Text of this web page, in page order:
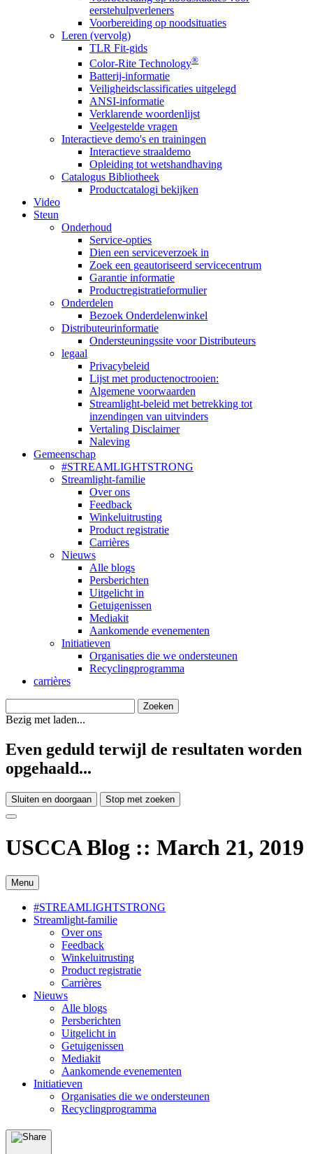
eerstehulpverleners
Voorbereiding op noodsituaties
Leren (vervolg)
TLR Fit-gids
Color-Rite Technology®
Batterij-informatie
Veiligheidsclassificaties uitgelegd
ANSI-informatie
Verklarende woordenlijst
Veelgestelde vragen
Interactieve demo's en trainingen
Interactieve straaldemo
Opleiding tot wetshandhaving
Catalogus Bibliotheek
Productcatalogi bekijken
Video
Steun
Onderhoud
Service-opties
Dien een serviceverzoek in
Zoek een geautoriseerd servicecentrum
Garantie informatie
Productregistratieformulier
Onderdelen
Bezoek Onderdelenwinkel
Distributeurinformatie
Ondersteuningssite voor Distributeurs
legaal
Privacybeleid
Lijst met productenoctrooien:
Algemene voorwaarden
Streamlight-beleid met betrekking tot
inzendingen van uitvinders
Vertaling Disclaimer
Naleving
Gemeenschap
#STREAMLIGHTSTRONG
Streamlight-familie
Over ons
Feedback
Winkeluitrusting
Product registratie
Carrières
Nieuws
Alle blogs
Persberichten
Uitgelicht in
Getuigenissen
Mediakit
Aankomende evenementen
Initiatieven
Organisaties die we ondersteunen
Recyclingprogramma
carrières
Bezig met laden...
Even geduld terwijl de resultaten worden
opgehaald...
Sluiten en doorgaan Stop met zoeken
USCCA Blog :: March 21, 2019
Menu
#STREAMLIGHTSTRONG
Streamlight-familie
Over ons
Feedback
Winkeluitrusting
Product registratie
Carrières
Nieuws
Alle blogs
Persberichten
Uitgelicht in
Getuigenissen
Mediakit
Aankomende evenementen
Initiatieven
Organisaties die we ondersteunen
Recyclingprogramma